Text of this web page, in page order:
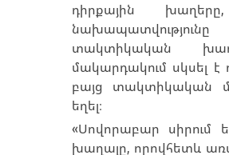
դիրքային
տակտիկական
մակարդակում սկսել
բայց տակտիկական
եղել։
«Սովորաբար սիրում
խաղալը, որովհետև